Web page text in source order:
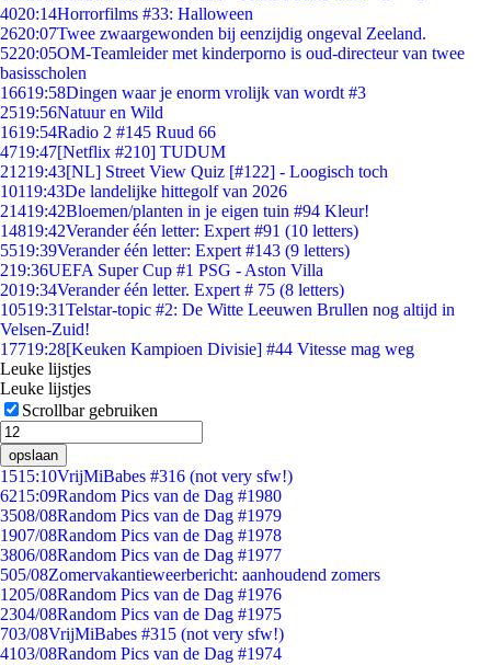
4020:14Horrorfilms #33: Halloween
2620:07Twee zwaargewonden bij eenzijdig ongeval Zeeland.
5220:05OM-Teamleider met kinderporno is oud-directeur van twee
basisscholen
16619:58Dingen waar je enorm vrolijk van wordt #3
2519:56Natuur en Wild
1619:54Radio 2 #145 Ruud 66
4719:47[Netflix #210] TUDUM
21219:43[NL] Street View Quiz [#122] - Loogisch toch
10119:43De landelijke hittegolf van 2026
21419:42Bloemen/planten in je eigen tuin #94 Kleur!
14819:42Verander één letter: Expert #91 (10 letters)
5519:39Verander één letter: Expert #143 (9 letters)
219:36UEFA Super Cup #1 PSG - Aston Villa
2019:34Verander één letter. Expert # 75 (8 letters)
10519:31Telstar-topic #2: De Witte Leeuwen Brullen nog altijd in
Velsen-Zuid!
17719:28[Keuken Kampioen Divisie] #44 Vitesse mag weg
Leuke lijstjes
Leuke lijstjes
Scrollbar gebruiken
opslaan
1515:10VrijMiBabes #316 (not very sfw!)
6215:09Random Pics van de Dag #1980
3508/08Random Pics van de Dag #1979
1907/08Random Pics van de Dag #1978
3806/08Random Pics van de Dag #1977
505/08Zomervakantieweerbericht: aanhoudend zomers
1205/08Random Pics van de Dag #1976
2304/08Random Pics van de Dag #1975
703/08VrijMiBabes #315 (not very sfw!)
4103/08Random Pics van de Dag #1974